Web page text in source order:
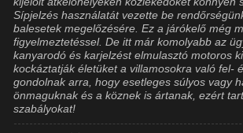
Sípjelzés használatát vezette be
balesetek megelőzésére. Ez a járókelő még
figyelmeztetéssel. De itt már komolyabb az
kanyarodó és karjelzést elmulasztó motoros
kockáztatják életüket a villamosokra való fel-
gondolnak arra, hogy esetleges súlyos vagy
önmaguknak és a köznek is ártanak, ezért
szabályokat!